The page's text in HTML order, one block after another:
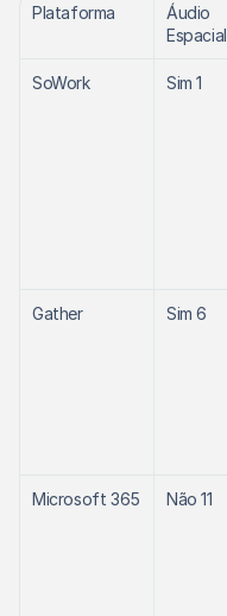
Plataforma
Áudio
Espacial
SoWork Sim 1
Gather Sim 6
Microsoft 365 Não 11